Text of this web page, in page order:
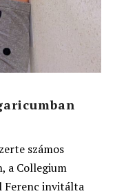
számos
a Collegium
Ferenc invitálta